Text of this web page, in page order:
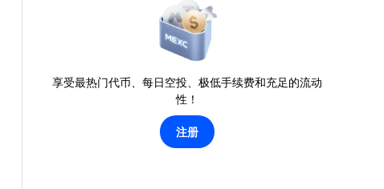
享受最热门代币、每日空投、极低手续费和充足的流动
性！
注册